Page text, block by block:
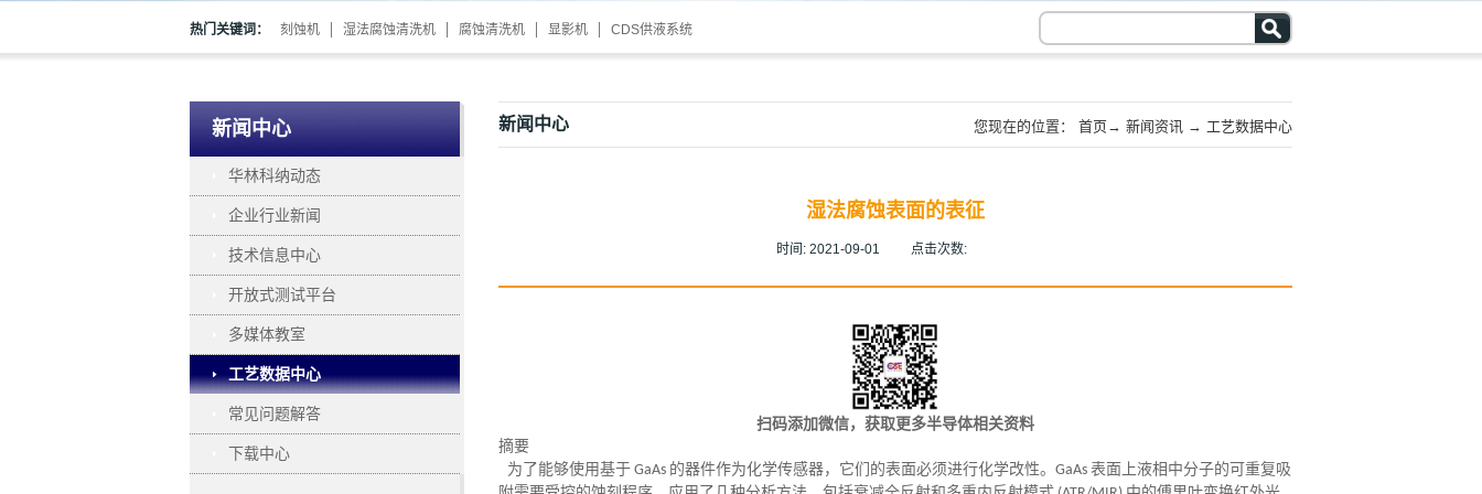
热门关键词： 刻蚀机 湿法腐蚀清洗机 腐蚀清洗机 显影机 CDS供液系统
新闻中心
华林科纳动态
企业行业新闻
技术信息中心
开放式测试平台
多媒体教室
工艺数据中心
常见问题解答
下载中心
新闻中心 您现在的位置： 首页→ 新闻资讯 → 工艺数据中心
湿法腐蚀表面的表征
时间: 2021-09-01 点击次数:
扫码添加微信，获取更多半导体相关资料
摘要
为了能够使用基于 GaAs 的器件作为化学传感器，它们的表面必须进行化学改性。GaAs 表面上液相中分子的可重复吸